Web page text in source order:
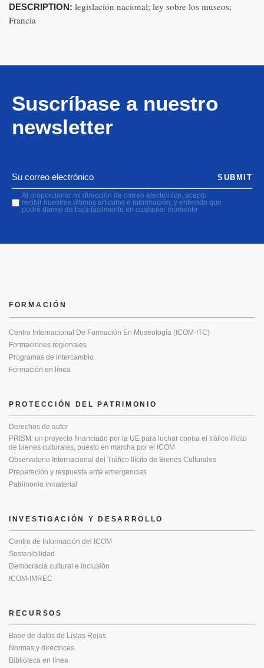
DESCRIPTION: legislación nacional; ley sobre los museos;
Francia
Suscríbase a nuestro
newsletter
Al proporcionar mi dirección de correo electrónico, acepto
recibir nuestros últimos artículos e información, y entiendo que
podré darme de baja fácilmente en cualquier momento
SUBMIT
PROTECCIÓN DEL PATRIMONIO
Derechos de autor
PRISM: un proyecto financiado por la UE para luchar contra el tráfico ilícito
de bienes culturales, puesto en marcha por el ICOM
Observatorio Internacional del Tráfico Ilícito de Bienes Culturales
Preparación y respuesta ante emergencias
Patrimonio inmaterial
FORMACIÓN
Centro Internacional De Formación En Museología (ICOM-ITC)
Formaciones regionales
Programas de intercambio
Formación en línea
INVESTIGACIÓN Y DESARROLLO
Centro de Información del ICOM
Sostenibilidad
Democracia cultural e inclusión
ICOM-IMREC
RECURSOS
Base de datos de Listas Rojas
Normas y directrices
Biblioteca en línea